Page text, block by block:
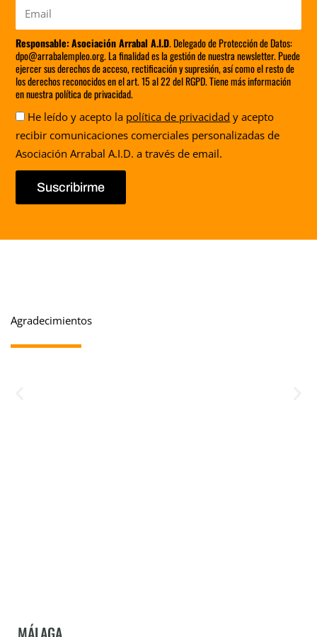
Responsable: Asociación Arrabal A.I.D. Delegado de Protección de Datos:
dpo@arrabalempleo.org. La finalidad es la gestión de nuestra newsletter. Puede
ejercer sus derechos de acceso, rectificación y supresión, así como el resto de
los derechos reconocidos en el art. 15 al 22 del RGPD. Tiene más información
en nuestra política de privacidad.
Aceptación
He leído y acepto la política de privacidad y acepto
recibir comunicaciones comerciales personalizadas de
Asociación Arrabal A.I.D. a través de email.
Suscribirme
Agradecimientos
MÁLAGA